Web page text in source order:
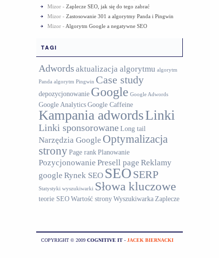
Mizor - Zaplecze SEO, jak się do tego zabrać
Mizor - Zastosowanie 301 a algorytmy Panda i Pingwin
Mizor - Algorytm Google a negatywne SEO
TAGI
Adwords aktualizacja algorytmu algorytm
Panda algorytm Pingwin Case study
depozycjonowanie Google Google Adwords
Google AnalyticsGoogle Caffeine
Kampania adwordsLinki
Linki sponsorowane Long tail
Narzędzia Google Optymalizacja
stronyPage rankPlanowanie
Pozycjonowanie Presell page Reklamy
google Rynek SEO SEO SERP
Statystyki wyszukiwarki Słowa kluczowe
teorie SEOWartość stronyWyszukiwarka Zaplecze
COPYRIGHT © 2009 COGNITIVE IT - JACEK BIERNACKI